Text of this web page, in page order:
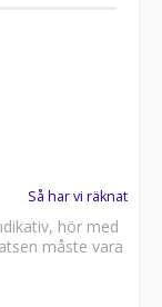
Så har vi räknat
hör med
måste vara